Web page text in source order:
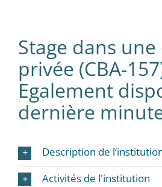
Stage dans
privée (CBA-
Egalement
dernière
Description de
Activités de l'institution